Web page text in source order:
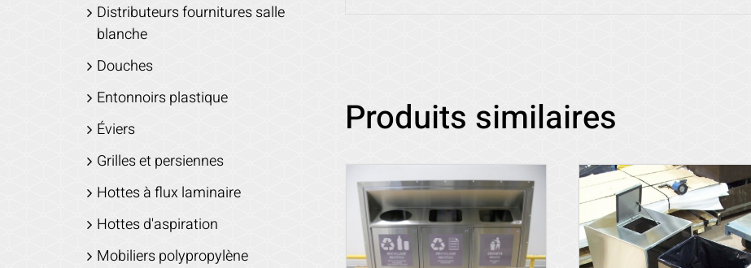
Produits similaires
Distributeurs fournitures salle
blanche
Douches
Entonnoirs plastique
Éviers
Grilles et persiennes
Hottes à flux laminaire
Hottes d'aspiration
Mobiliers polypropylène